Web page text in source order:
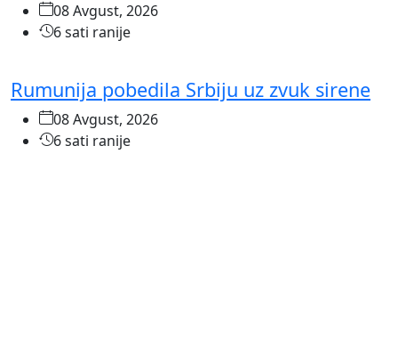
08 Avgust, 2026
6 sati ranije
Rumunija pobedila Srbiju uz zvuk sirene
08 Avgust, 2026
6 sati ranije